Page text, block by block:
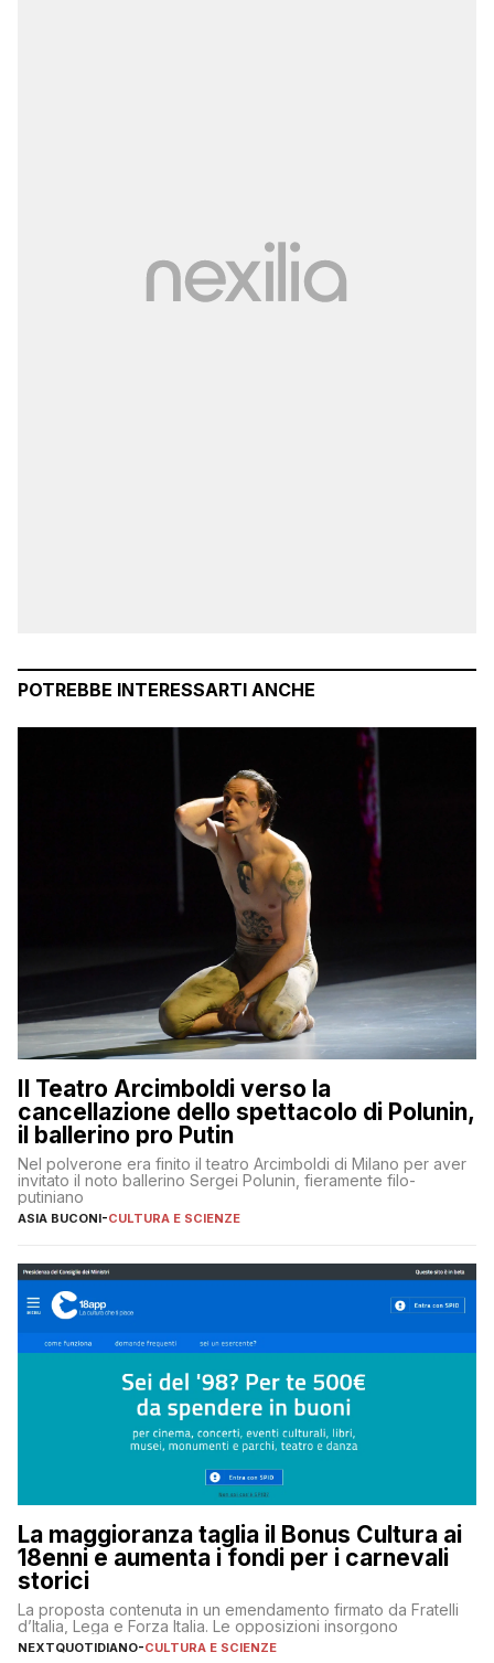
POTREBBE INTERESSARTI ANCHE
Il Teatro Arcimboldi verso la
cancellazione dello spettacolo di Polunin,
il ballerino pro Putin
Nel polverone era finito il teatro Arcimboldi di Milano per aver
invitato il noto ballerino Sergei Polunin, fieramente filo-
putiniano
ASIA BUCONI-CULTURA E SCIENZE
La maggioranza taglia il Bonus Cultura ai
18enni e aumenta i fondi per i carnevali
storici
La proposta contenuta in un emendamento firmato da Fratelli
d’Italia, Lega e Forza Italia. Le opposizioni insorgono
NEXTQUOTIDIANO-CULTURA E SCIENZE